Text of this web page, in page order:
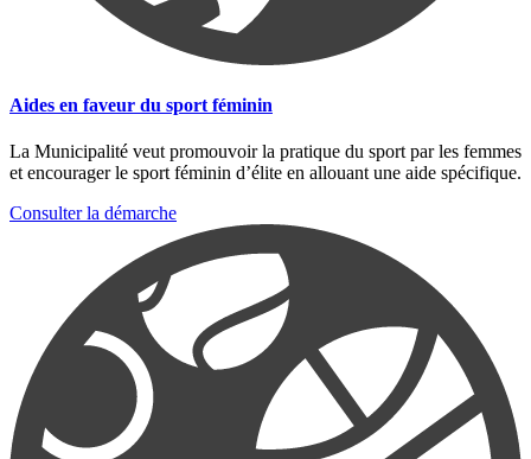
Aides en faveur du sport féminin
La Municipalité veut promouvoir la pratique du sport par les femmes
et encourager le sport féminin d’élite en allouant une aide spécifique.
Consulter la démarche